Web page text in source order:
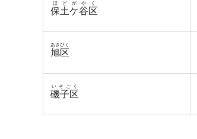
保土ケ谷区
ほどがやく
旭区
あさひく
磯子区
いそごく